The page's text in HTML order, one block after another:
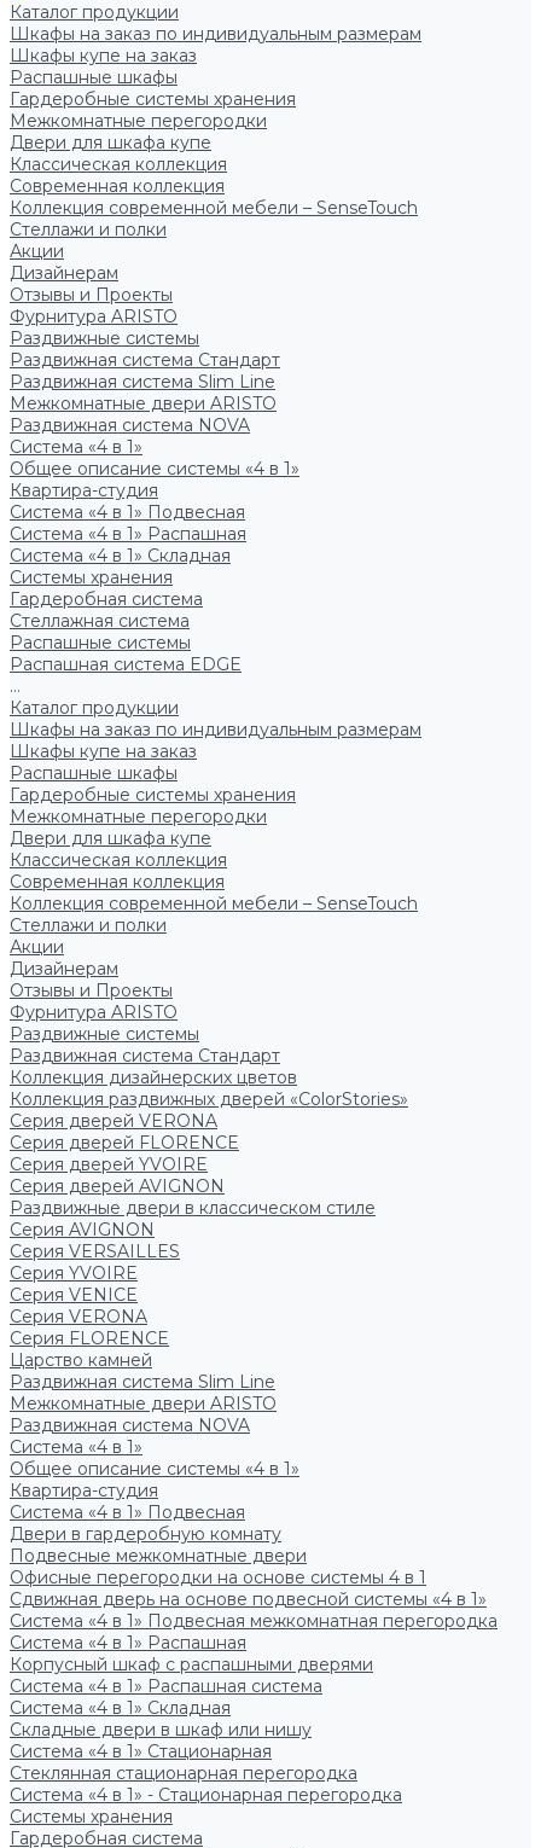
Каталог продукции
Шкафы на заказ по индивидуальным размерам
Шкафы купе на заказ
Распашные шкафы
Гардеробные системы хранения
Межкомнатные перегородки
Двери для шкафа купе
Классическая коллекция
Современная коллекция
Коллекция современной мебели – SenseTouch
Стеллажи и полки
Акции
Дизайнерам
Отзывы и Проекты
Фурнитура ARISTO
Раздвижные системы
Раздвижная система Стандарт
Раздвижная система Slim Line
Межкомнатные двери ARISTO
Раздвижная система NOVA
Система «4 в 1»
Общее описание системы «4 в 1»
Квартира-студия
Система «4 в 1» Подвесная
Система «4 в 1» Распашная
Система «4 в 1» Складная
Системы хранения
Гардеробная система
Стеллажная система
Распашные системы
Распашная система EDGE
...
Каталог продукции
Шкафы на заказ по индивидуальным размерам
Шкафы купе на заказ
Распашные шкафы
Гардеробные системы хранения
Межкомнатные перегородки
Двери для шкафа купе
Классическая коллекция
Современная коллекция
Коллекция современной мебели – SenseTouch
Стеллажи и полки
Акции
Дизайнерам
Отзывы и Проекты
Фурнитура ARISTO
Раздвижные системы
Раздвижная система Стандарт
Коллекция дизайнерских цветов
Коллекция раздвижных дверей «ColorStories»
Серия дверей VERONA
Серия дверей FLORENCE
Серия дверей YVOIRE
Серия дверей AVIGNON
Раздвижные двери в классическом стиле
Серия AVIGNON
Серия VERSAILLES
Серия YVOIRE
Серия VENICE
Серия VERONA
Серия FLORENCE
Царство камней
Раздвижная система Slim Line
Межкомнатные двери ARISTO
Раздвижная система NOVA
Система «4 в 1»
Общее описание системы «4 в 1»
Квартира-студия
Система «4 в 1» Подвесная
Двери в гардеробную комнату
Подвесные межкомнатные двери
Офисные перегородки на основе системы 4 в 1
Сдвижная дверь на основе подвесной системы «4 в 1»
Система «4 в 1» Подвесная межкомнатная перегородка
Система «4 в 1» Распашная
Корпусный шкаф с распашными дверями
Система «4 в 1» Распашная система
Система «4 в 1» Складная
Складные двери в шкаф или нишу
Система «4 в 1» Стационарная
Стеклянная стационарная перегородка
Система «4 в 1» - Стационарная перегородка
Системы хранения
Гардеробная система